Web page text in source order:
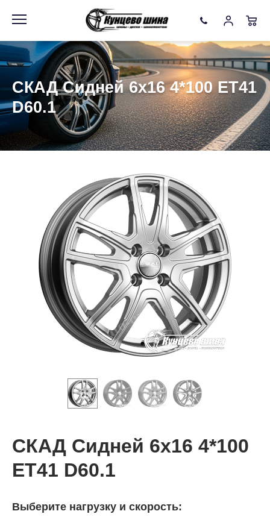
СКАД Сидней 6x16 4*100 ET41
D60.1
СКАД Сидней 6x16 4*100
ET41 D60.1
Выберите нагрузку и скорость:
Информация Фото товара